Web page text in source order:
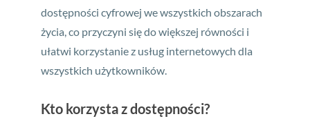
dostępności cyfrowej we wszystkich obszarach
życia, co przyczyni się do większej równości i
ułatwi korzystanie z usług internetowych dla
wszystkich użytkowników.
Kto korzysta z dostępności?